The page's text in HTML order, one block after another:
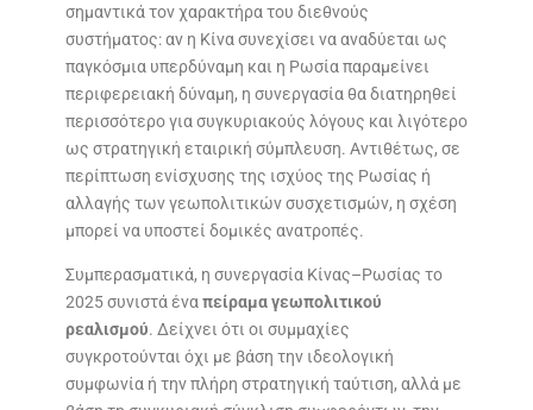
σημαντικά τον χαρακτήρα του διεθνούς
συστήματος: αν η Κίνα συνεχίσει να αναδύεται ως
παγκόσμια υπερδύναμη και η Ρωσία παραμείνει
περιφερειακή δύναμη, η συνεργασία θα διατηρηθεί
περισσότερο για συγκυριακούς λόγους και λιγότερο
ως στρατηγική εταιρική σύμπλευση. Αντιθέτως, σε
περίπτωση ενίσχυσης της ισχύος της Ρωσίας ή
αλλαγής των γεωπολιτικών συσχετισμών, η σχέση
μπορεί να υποστεί δομικές ανατροπές.
Συμπερασματικά, η συνεργασία Κίνας–Ρωσίας το
2025 συνιστά ένα πείραμα γεωπολιτικού
ρεαλισμού. Δείχνει ότι οι συμμαχίες
συγκροτούνται όχι με βάση την ιδεολογική
συμφωνία ή την πλήρη στρατηγική ταύτιση, αλλά με